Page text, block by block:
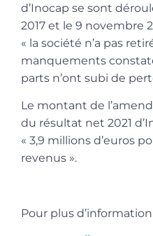
d’Inocap se sont
2017 et le 9 novembre
« la société n’a pas
manquements
parts n’ont subi de
Le montant de
du résultat net 2021
« 3,9 millions d’euros
revenus ».
Pour plus d’information